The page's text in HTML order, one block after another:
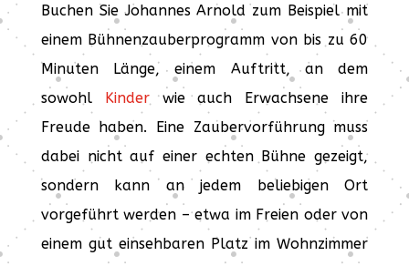
Buchen Sie Johannes Arnold zum Beispiel mit
einem Bühnenzauberprogramm von bis zu 60
Minuten Länge, einem Auftritt, an dem
sowohl Kinderwie auch Erwachsene ihre
Freude haben. Eine Zaubervorführung muss
dabei nicht auf einer echten Bühne gezeigt,
sondern kann an jedem beliebigen Ort
vorgeführt werden – etwa im Freien oder von
einem gut einsehbaren Platz im Wohnzimmer